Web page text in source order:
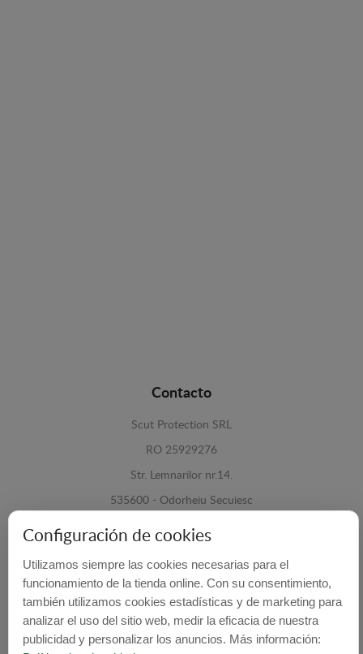
Contacto
Scut Protection SRL
RO 25929276
Str. Lemnarilor nr.14.
535600 - Odorheiu Secuiesc
Harghita, Romania
E-mail: info@cubrecarter.com
Site: www.cubrecarter.com
Configuración de cookies
Utilizamos siempre las cookies necesarias para el
funcionamiento de la tienda online. Con su consentimiento,
también utilizamos cookies estadísticas y de marketing para
analizar el uso del sitio web, medir la eficacia de nuestra
publicidad y personalizar los anuncios. Más información: